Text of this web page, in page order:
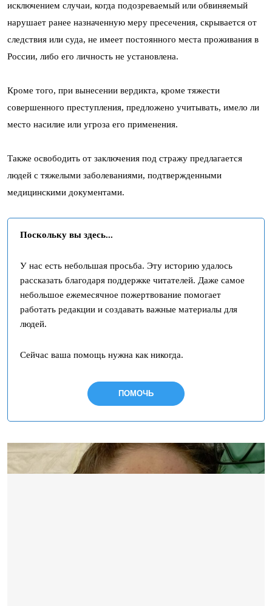
исключением случаи, когда подозреваемый или обвиняемый
нарушает ранее назначенную меру пресечения, скрывается от
следствия или суда, не имеет постоянного места проживания в
России, либо его личность не установлена.
Кроме того, при вынесении вердикта, кроме тяжести
совершенного преступления, предложено учитывать, имело ли
место насилие или угроза его применения.
Также освободить от заключения под стражу предлагается
людей с тяжелыми заболеваниями, подтвержденными
медицинскими документами.
Поскольку вы здесь...
У нас есть небольшая просьба. Эту историю удалось
рассказать благодаря поддержке читателей. Даже самое
небольшое ежемесячное пожертвование помогает
работать редакции и создавать важные материалы для
людей.
Сейчас ваша помощь нужна как никогда.
ПОМОЧЬ